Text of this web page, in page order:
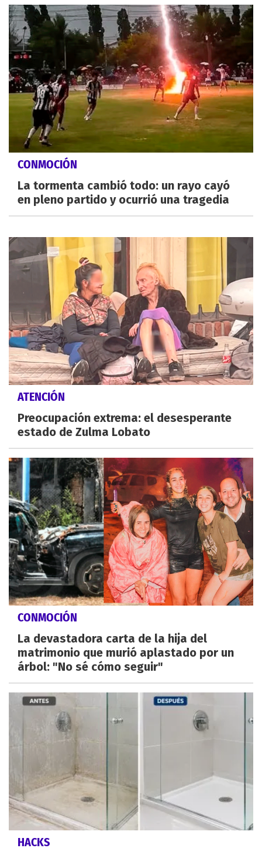
CONMOCIÓN
La tormenta cambió todo: un rayo cayó
en pleno partido y ocurrió una tragedia
ATENCIÓN
Preocupación extrema: el desesperante
estado de Zulma Lobato
CONMOCIÓN
La devastadora carta de la hija del
matrimonio que murió aplastado por un
árbol: "No sé cómo seguir"
HACKS